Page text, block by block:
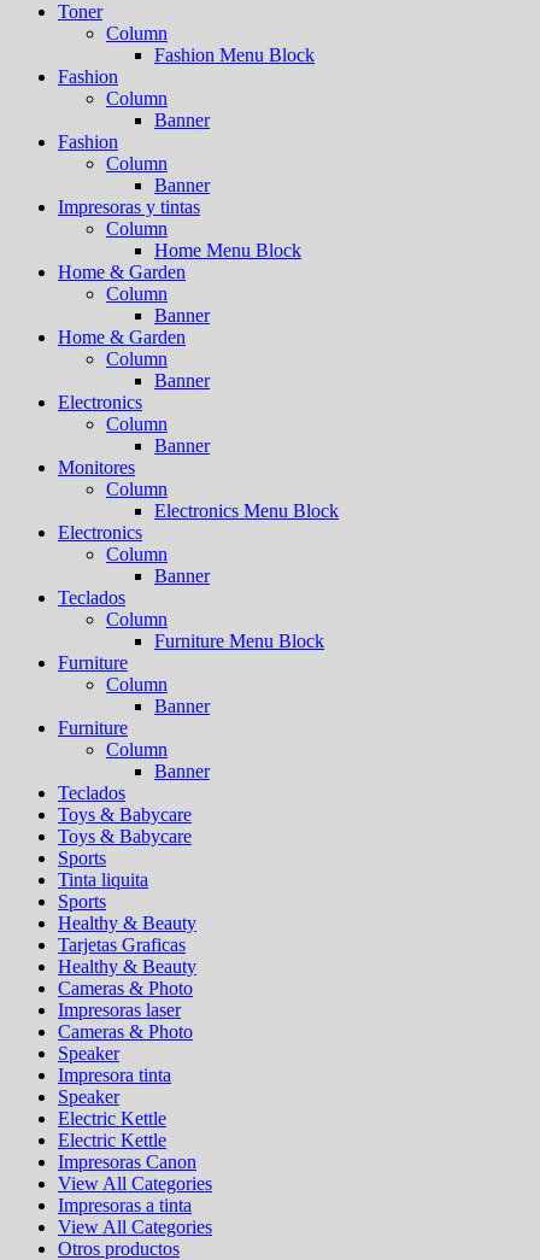
Toner
Column
Fashion Menu Block
Fashion
Column
Banner
Fashion
Column
Banner
Impresoras y tintas
Column
Home Menu Block
Home & Garden
Column
Banner
Home & Garden
Column
Banner
Electronics
Column
Banner
Monitores
Column
Electronics Menu Block
Electronics
Column
Banner
Teclados
Column
Furniture Menu Block
Furniture
Column
Banner
Furniture
Column
Banner
Teclados
Toys & Babycare
Toys & Babycare
Sports
Tinta liquita
Sports
Healthy & Beauty
Tarjetas Graficas
Healthy & Beauty
Cameras & Photo
Impresoras laser
Cameras & Photo
Speaker
Impresora tinta
Speaker
Electric Kettle
Electric Kettle
Impresoras Canon
View All Categories
Impresoras a tinta
View All Categories
Otros productos